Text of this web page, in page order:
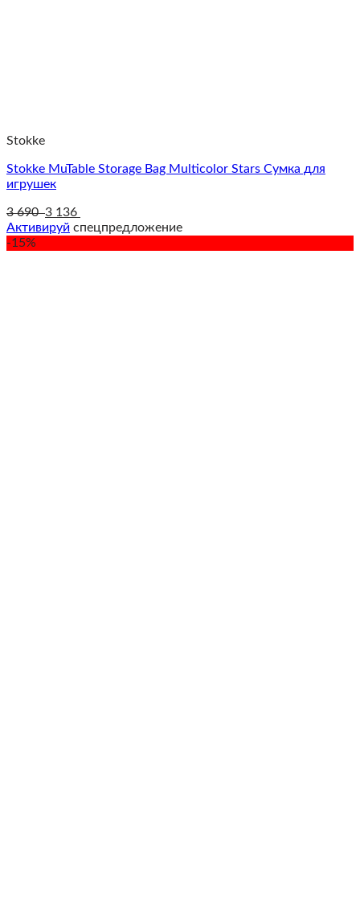
Stokke
Stokke MuTable Storage Bag Multicolor Stars Сумка для
игрушек
3 690 3 136
Активируй спецпредложение
-15%